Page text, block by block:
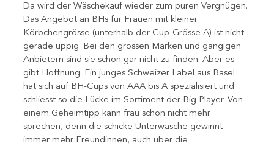
Da wird der Wäschekauf wieder zum puren Vergnügen.
Das Angebot an BHs für Frauen mit kleiner
Körbchengrösse (unterhalb der Cup-Grösse A) ist nicht
gerade üppig. Bei den grossen Marken und gängigen
Anbietern sind sie schon gar nicht zu finden. Aber es
gibt Hoffnung. Ein junges Schweizer Label aus Basel
hat sich auf BH-Cups von AAA bis A spezialisiert und
schliesst so die Lücke im Sortiment der Big Player. Von
einem Geheimtipp kann frau schon nicht mehr
sprechen, denn die schicke Unterwäsche gewinnt
immer mehr Freundinnen, auch über die